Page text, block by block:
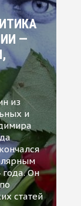
—
из
и
года. Он
статей